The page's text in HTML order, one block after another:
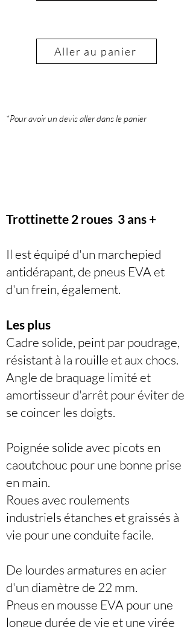
Aller au panier
*Pour avoir un devis aller dans le panier
Trottinette 2 roues 3 ans +
Il est équipé d'un marchepied
antidérapant, de pneus EVA et
d'un frein, également.
Les plus
Cadre solide, peint par poudrage,
résistant à la rouille et aux chocs.
Angle de braquage limité et
amortisseur d'arrêt pour éviter de
se coincer les doigts.
Poignée solide avec picots en
caoutchouc pour une bonne prise
en main.
Roues avec roulements
industriels étanches et graissés à
vie pour une conduite facile.
De lourdes armatures en acier
d'un diamètre de 22 mm.
Pneus en mousse EVA pour une
longue durée de vie et une virée